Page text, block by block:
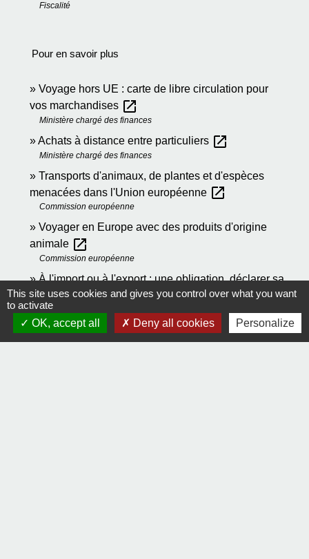
Fiscalité
Pour en savoir plus
Voyage hors UE : carte de libre circulation pour
vos marchandises open_in_new
Ministère chargé des finances
Achats à distance entre particuliers open_in_new
Ministère chargé des finances
Transports d'animaux, de plantes et d'espèces
menacées dans l'Union européenne open_in_new
Commission européenne
Voyager en Europe avec des produits d'origine
animale open_in_new
Commission européenne
À l'import ou à l'export : une obligation, déclarer sa
marchandiseopen_in_new
Ministère chargé des finances
This site uses cookies and gives you control over what you want
to activate
OK, accept all
Deny all cookies Personalize